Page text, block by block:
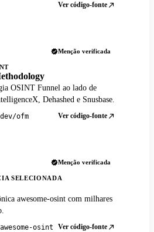
Ver código-fonte
Menção verificada
OSINT Funnel ao lado de
Dehashed e Snusbase.
ofm Ver código-fonte
Menção verificada
SELECIONADA
awesome-osint com milhares
osint Ver código-fonte